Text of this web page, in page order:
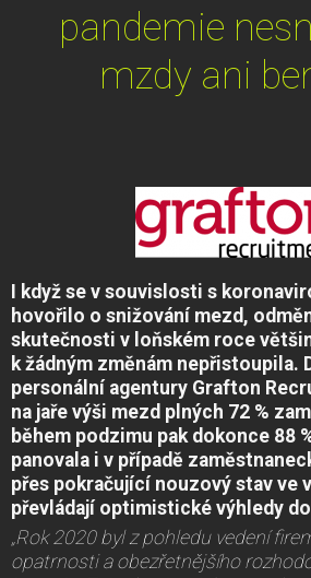
pandemie
mzdy ani
I když se v souvislosti s
hovořilo o snižování mezd,
skutečnosti v loňském roce
k žádným změnám nepřistoupila.
personální agentury Grafton
na jaře výši mezd plných 72 %
během podzimu pak dokonce 88
panovala i v případě
přes pokračující nouzový stav ve
převládají optimistické výhledy
„Rok 2020 byl z pohledu vedení
opatrnosti a obezřetnějšího